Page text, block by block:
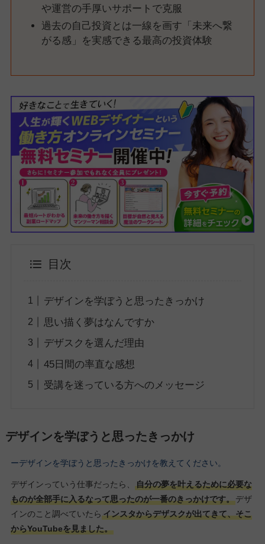
や運営の手厚いサポートで克服
過去の自己投資とは一線を画す「未来へ繋
がる感」を実感できる最高の投資体験
目次
デザインを学ぼうと思ったきっかけ
思い描く夢はなんですか
デザスクを選んだ理由
45日間の率直な感想
受講を迷っている方へのメッセージ
デザインを学ぼうと思ったきっかけ
ーデザインを学ぼうと思ったきっかけを教えてください。
デザインっていう仕事だったら、
自分の夢を叶えるために必要な
ものが全部手に入るなって思ったのが一番のきっかけです。デザ
インのこと調べていたら インスタからデザスクが出てきて、そこ
からYouTubeを見ました。